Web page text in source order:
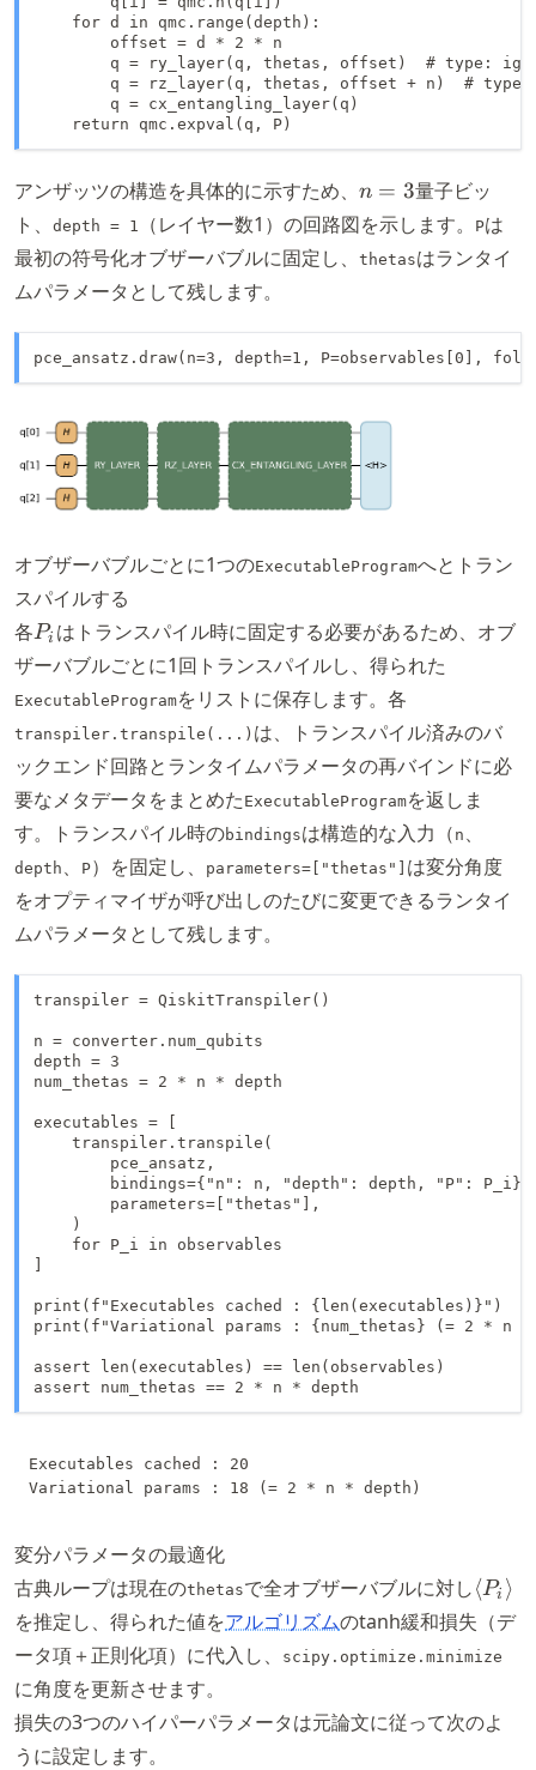
    for d in qmc.range(depth):
        offset = d * 2 * n
q = ry_layer(q, thetas, offset)  # type:
q = rz_layer(q, thetas, offset + n)  #
        q = cx_entangling_layer(q)
    return qmc.expval(q, P)
アンザッツの構造を具体的に示すため、 n
=
3
n = 3量子ビッ
ト、
depth = 1 （レイヤー数1）の回路図を示します。 Pは
最初の符号化オブザーバブルに固定し、
thetasはランタイ
ムパラメータとして残します。
pce_ansatz.draw(n=3, depth=1, P=observables[0],
オブザーバブルごとに1つのExecutableProgramへとトラン
スパイルする
各P_i
Pi はトランスパイル時に固定する必要があるため、オブ
ザーバブルごとに1回トランスパイルし、得られた
ExecutableProgramをリストに保存します。各
transpiler.transpile(...) は、トランスパイル済みのバ
ックエンド回路とランタイムパラメータの再バインドに必
要なメタデータをまとめた ExecutableProgramを返しま
す。トランスパイル時のbindingsは構造的な入力（ n 、
depth 、 P）を固定し、 parameters=["thetas"] は変分角度
をオプティマイザが呼び出しのたびに変更できるランタイ
ムパラメータとして残します。
transpiler = QiskitTranspiler()
n = converter.num_qubits
depth = 3
num_thetas = 2 * n * depth
executables = [
    transpiler.transpile(
        pce_ansatz,
        bindings={"n": n, "depth": depth, "P": P_i},
        parameters=["thetas"],
    )
    for P_i in observables
print(f"Executables cached : {len(executables)}")
print(f"Variational params : {num_thetas} (= 2 * n
assert len(executables) == len(observables)
assert num_thetas == 2 * n * depth
Executables cached : 20
変分パラメータの最適化
古典ループは現在のthetasで全オブザーバブルに対し
P_i
⟨Pi ⟩
を推定し、得られた値をアルゴリズムのtanh緩和損失（デ
ータ項＋正則化項）に代入し、
scipy.optimize.minimize
に角度を更新させます。
損失の3つのハイパーパラメータは元論文に従って次のよ
うに設定します。